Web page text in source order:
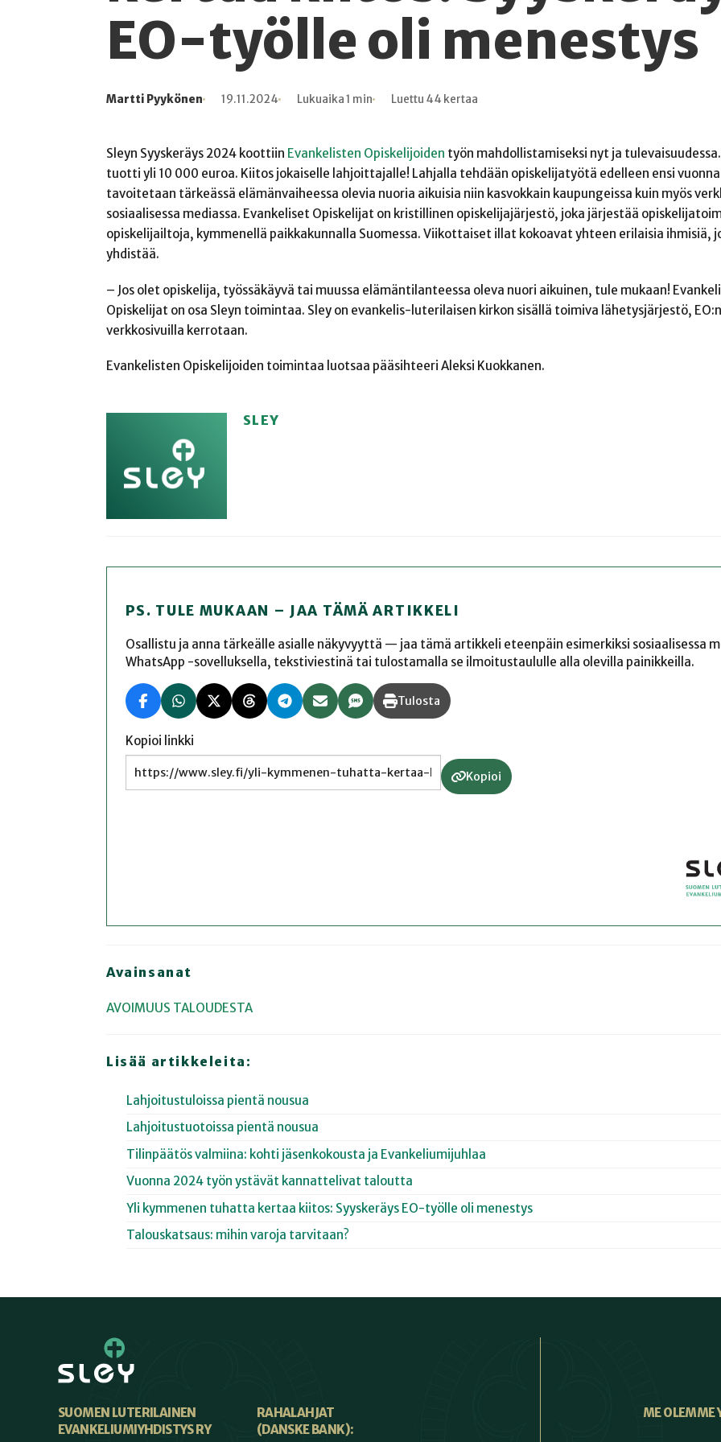
EO-työlle oli menestys
Kirjoittaja
Martti Pyykönen
Julkaistu 19.11.2024
Lukuaika Lukuaika 1 min
Lukukertoja Luettu 44 kertaa
Sleyn Syyskeräys 2024 koottiin Evankelisten Opiskelijoiden työn mahdollistamiseksi nyt ja
tuotti yli 10 000 euroa. Kiitos jokaiselle lahjoittajalle! Lahjalla tehdään opiskelijatyötä edelleen ensi
tavoitetaan tärkeässä elämänvaiheessa olevia nuoria aikuisia niin kasvokkain kaupungeissa kuin myös
sosiaalisessa mediassa. Evankeliset Opiskelijat on kristillinen opiskelijajärjestö, joka järjestää
opiskelijailtoja, kymmenellä paikkakunnalla Suomessa. Viikottaiset illat kokoavat yhteen erilaisia ihmisiä,
yhdistää.
– Jos olet opiskelija, työssäkäyvä tai muussa elämäntilanteessa oleva nuori aikuinen, tule mukaan!
Opiskelijat on osa Sleyn toimintaa. Sley on evankelis-luterilaisen kirkon sisällä toimiva lähetysjärjestö,
verkkosivuilla kerrotaan.
Evankelisten Opiskelijoiden toimintaa luotsaa pääsihteeri Aleksi Kuokkanen.
SLEY
PS. TULE MUKAAN – JAA TÄMÄ ARTIKKELI
Osallistu ja anna tärkeälle asialle näkyvyyttä — jaa tämä artikkeli eteenpäin esimerkiksi sosiaalisessa
WhatsApp -sovelluksella, tekstiviestinä tai tulostamalla se ilmoitustaululle alla olevilla painikkeilla.
Tulosta
Kopioi linkki
Kopioi
Avainsanat
AVOIMUUS TALOUDESTA
Lisää artikkeleita:
Lahjoitustuloissa pientä nousua
Lahjoitustuotoissa pientä nousua
Tilinpäätös valmiina: kohti jäsenkokousta ja Evankeliumijuhlaa
Vuonna 2024 työn ystävät kannattelivat taloutta
Yli kymmenen tuhatta kertaa kiitos: Syyskeräys EO-työlle oli menestys
Talouskatsaus: mihin varoja tarvitaan?
SUOMEN LUTERILAINEN
EVANKELIUMIYHDISTYS RY
RAHALAHJAT
(DANSKE BANK):
ME OLEMME